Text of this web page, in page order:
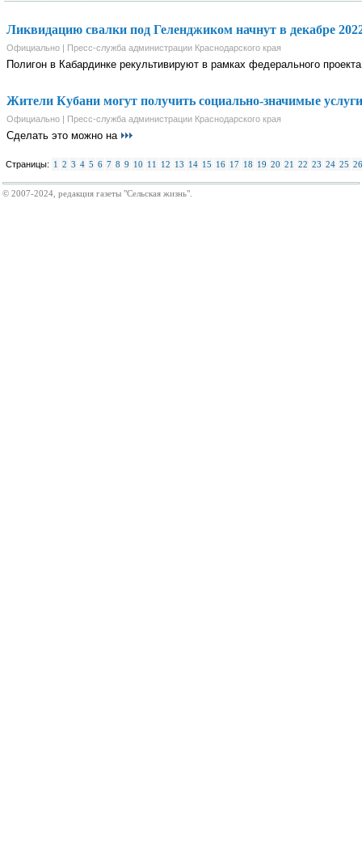
Ликвидацию свалки под Геленджиком начнут в декабре
Официально | Пресс-служба администрации Краснодарского края
Полигон в Кабардинке рекультивируют в рамках федерального
Жители Кубани могут получить социально-значимые
Официально | Пресс-служба администрации Краснодарского края
Сделать это можно на
Страницы: 1 2 3 4 5 6 7 8 9 10 11 12 13 14 15 16 17 18 19 20 21 22 23 24 25 26
© 2007-2024, редакция газеты "Сельская жизнь".